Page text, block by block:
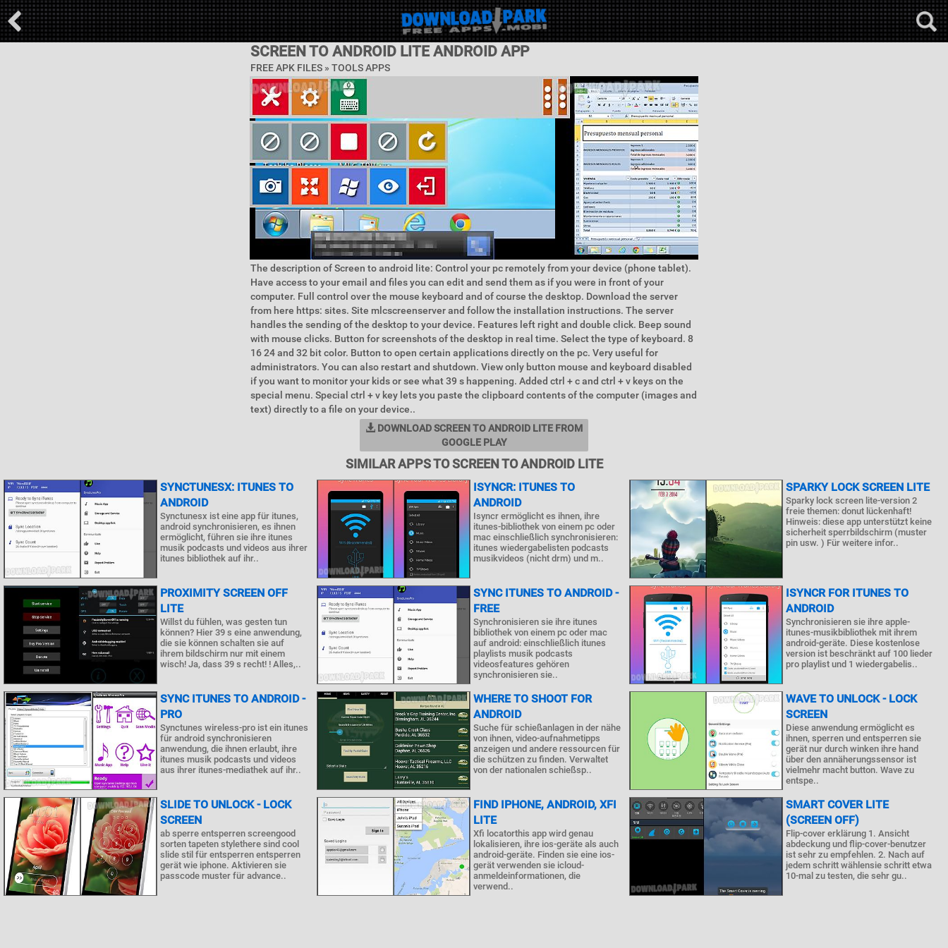
SCREEN TO ANDROID LITE ANDROID APP
FREE APK FILES » TOOLS APPS
The description of Screen to android lite: Control your pc remotely from your device (phone tablet).
Have access to your email and files you can edit and send them as if you were in front of your
computer. Full control over the mouse keyboard and of course the desktop. Download the server
from here https: sites. Site mlcscreenserver and follow the installation instructions. The server
handles the sending of the desktop to your device. Features left right and double click. Beep sound
with mouse clicks. Button for screenshots of the desktop in real time. Select the type of keyboard. 8
16 24 and 32 bit color. Button to open certain applications directly on the pc. Very useful for
administrators. You can also restart and shutdown. View only button mouse and keyboard disabled
if you want to monitor your kids or see what 39 s happening. Added ctrl + c and ctrl + v keys on the
special menu. Special ctrl + v key lets you paste the clipboard contents of the computer (images and
text) directly to a file on your device..
DOWNLOAD SCREEN TO ANDROID LITE FROM
GOOGLE PLAY
SIMILAR APPS TO SCREEN TO ANDROID LITE
SYNCTUNESX: ITUNES TO
ANDROID
Synctunesx ist eine app für itunes,
android synchronisieren, es ihnen
ermöglicht, führen sie ihre itunes
musik podcasts und videos aus ihrer
itunes bibliothek auf ihr..
ISYNCR: ITUNES TO
ANDROID
Isyncr ermöglicht es ihnen, ihre
itunes-bibliothek von einem pc oder
mac einschließlich synchronisieren:
itunes wiedergabelisten podcasts
musikvideos (nicht drm) und m..
SPARKY LOCK SCREEN LITE
Sparky lock screen lite-version 2
freie themen: donut lückenhaft!
Hinweis: diese app unterstützt keine
sicherheit sperrbildschirm (muster
pin usw. ) Für weitere infor..
PROXIMITY SCREEN OFF
LITE
Willst du fühlen, was gesten tun
können? Hier 39 s eine anwendung,
die sie können schalten sie auf
ihrem bildschirm nur mit einem
wisch! Ja, dass 39 s recht! ! Alles,..
SYNC ITUNES TO ANDROID -
FREE
Synchronisieren sie ihre itunes
bibliothek von einem pc oder mac
auf android: einschließlich itunes
playlists musik podcasts
videosfeatures gehören
synchronisieren sie..
ISYNCR FOR ITUNES TO
ANDROID
Synchronisieren sie ihre apple-
itunes-musikbibliothek mit ihrem
android-geräte. Diese kostenlose
version ist beschränkt auf 100 lieder
pro playlist und 1 wiedergabelis..
SYNC ITUNES TO ANDROID -
PRO
Synctunes wireless-pro ist ein itunes
für android synchronisieren
anwendung, die ihnen erlaubt, ihre
itunes musik podcasts und videos
aus ihrer itunes-mediathek auf ihr..
WHERE TO SHOOT FOR
ANDROID
Suche für schießanlagen in der nähe
von ihnen, video-aufnahmetipps
anzeigen und andere ressourcen für
die schützen zu finden. Verwaltet
von der nationalen schießsp..
WAVE TO UNLOCK - LOCK
SCREEN
Diese anwendung ermöglicht es
ihnen, sperren und entsperren sie
gerät nur durch winken ihre hand
über den annäherungssensor ist
vielmehr macht button. Wave zu
entspe..
SLIDE TO UNLOCK - LOCK
SCREEN
ab sperre entsperren screengood
sorten tapeten stylethere sind cool
slide stil für entsperren entsperren
gerät wie iphone. Aktivieren sie
passcode muster für advance..
FIND IPHONE, ANDROID, XFI
LITE
Xfi locatorthis app wird genau
lokalisieren, ihre ios-geräte als auch
android-geräte. Finden sie eine ios-
gerät verwenden sie icloud-
anmeldeinformationen, die
verwend..
SMART COVER LITE
(SCREEN OFF)
Flip-cover erklärung 1. Ansicht
abdeckung und flip-cover-benutzer
ist sehr zu empfehlen. 2. Nach auf
jedem schritt wählensie schritt etwa
10-mal zu testen, die sehr gu..